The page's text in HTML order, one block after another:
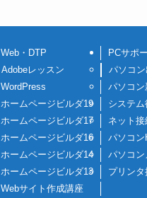
Web・DTP
Adobeレッスン
WordPress
ホームページビルダ19
ホームページビルダ17
ホームページビルダ16
ホームページビルダ14
ホームページビルダ13
Webサイト作成講座
PCサポ
パソコ
パソコ
システム
ネット
パソコン
パソコ
プリン